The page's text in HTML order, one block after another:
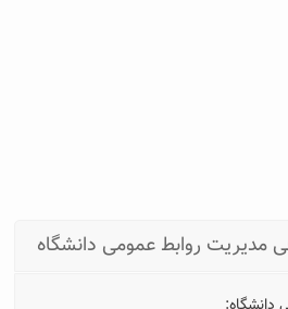
مدیریت روابط عمومی دانشگاه